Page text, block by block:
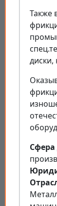
Также
диски,